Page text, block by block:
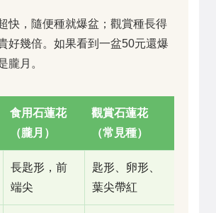
快，隨便種就爆盆；觀賞種長得
好幾倍。如果看到一盆50元還爆
朧月。
食用石蓮花
（朧月）
觀賞石蓮花
（常見種）
長匙形，前
端尖
匙形、卵形、
葉尖帶紅